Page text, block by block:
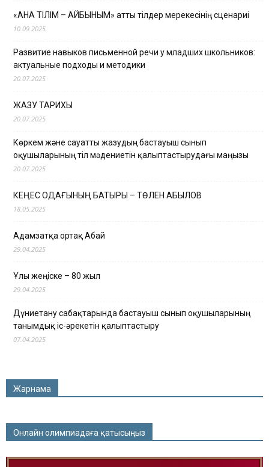
«АНА ТІЛІМ – АЙБЫНЫМ» атты тілдер мерекесінің сценариі
10.09.2025
Развитие навыков письменной речи у младших школьников:
актуальные подходы и методики
20.07.2025
ЖАЗУ ТАРИХЫ
20.07.2025
Көркем және сауатты жазудың бастауыш сынып
оқушыларының тіл мәдениетін қалыптастырудағы маңызы
20.07.2025
КЕҢЕС ОДАҒЫНЫҢ БАТЫРЫ – ТӨЛЕН ҚАБЫЛОВ
18.05.2025
Адамзатқа ортақ Абай
29.04.2025
Ұлы жеңіске – 80 жыл
29.04.2025
Дүниетану сабақтарында бастауыш сынып оқушыларының
танымдық іс-әрекетін қалыптастыру
07.04.2025
Жарнама
Онлайн олимпиадаға қатысыңыз